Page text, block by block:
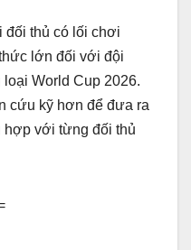
đối thủ có lối chơi
lớn đối với đội
World Cup 2026.
cứu kỹ hơn để đưa ra
hợp với từng đối thủ